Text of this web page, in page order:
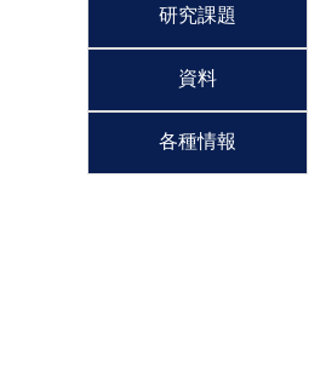
研究課題
資料
各種情報